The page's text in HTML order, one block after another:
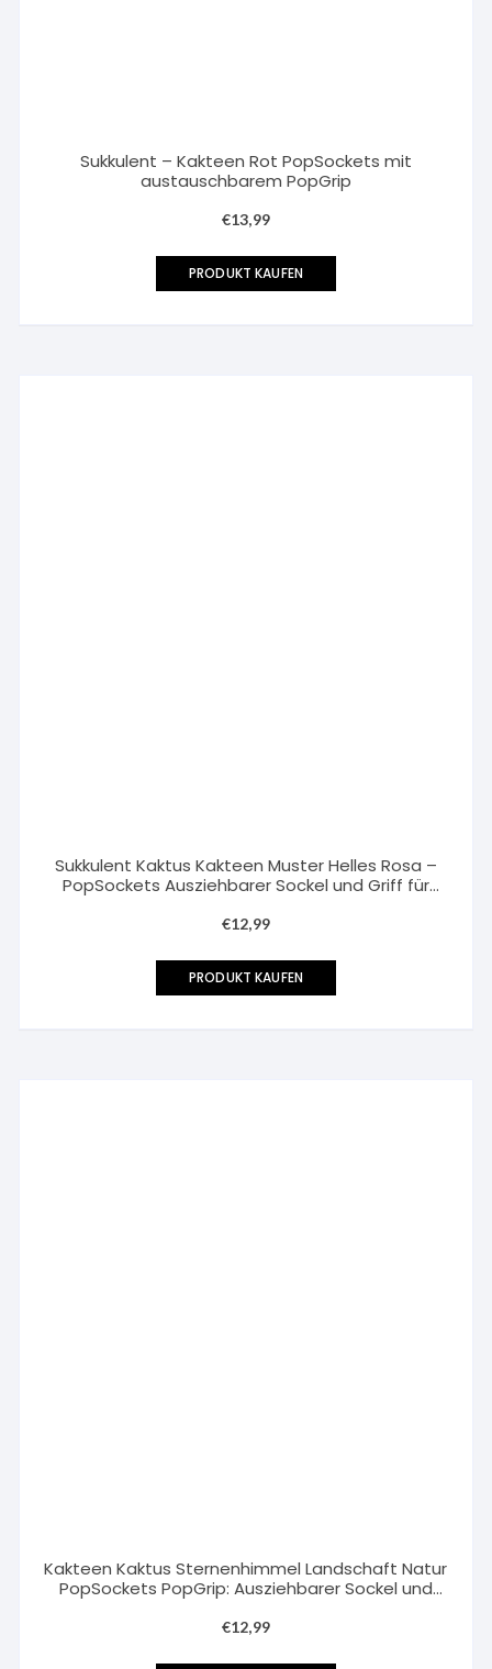
Sukkulent – Kakteen Rot PopSockets mit
austauschbarem PopGrip
€13,99
PRODUKT KAUFEN
Sukkulent Kaktus Kakteen Muster Helles Rosa –
PopSockets Ausziehbarer Sockel und Griff für
€12,99
PRODUKT KAUFEN
Kakteen Kaktus Sternenhimmel Landschaft Natur
PopSockets PopGrip: Ausziehbarer Sockel und
€12,99